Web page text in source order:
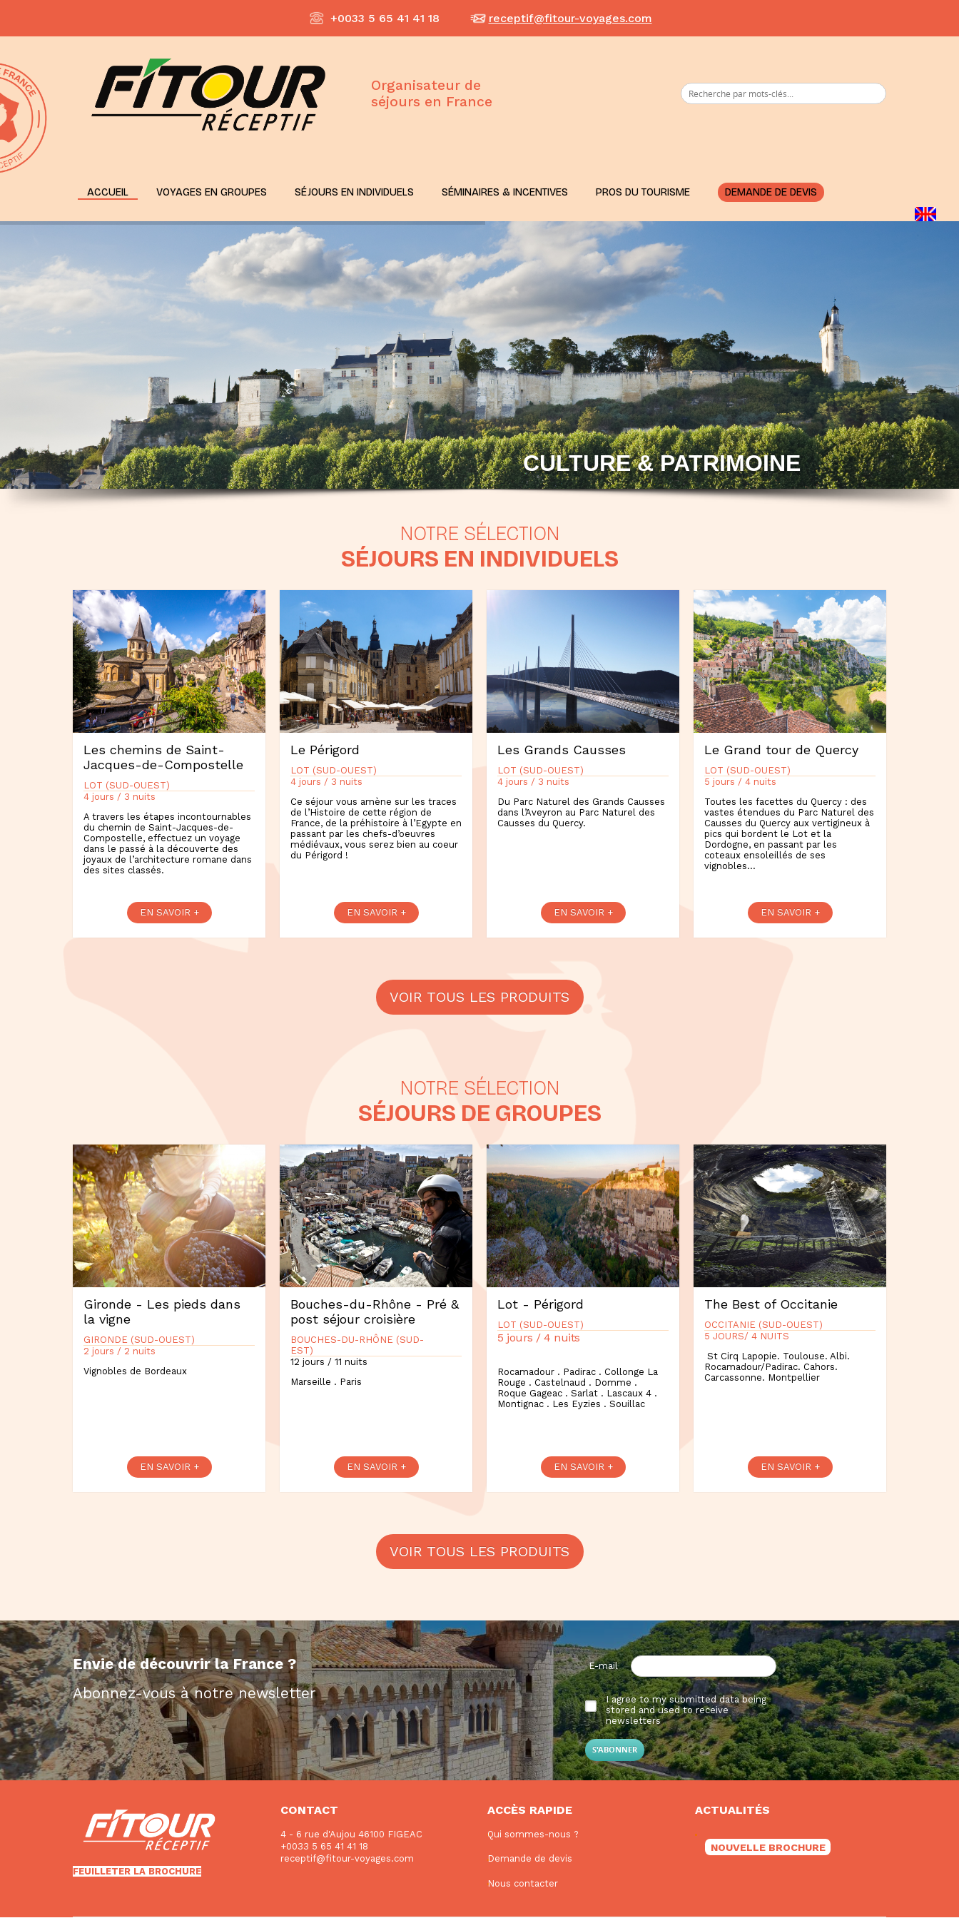
+0033 5 65 41 41 18 receptif@fitour-voyages.com
Organisateur de
séjours en France
ACCUEIL VOYAGES EN GROUPES SÉJOURS EN INDIVIDUELS SÉMINAIRES & INCENTIVES PROS DU TOURISME DEMANDE DE DEVIS
CULTURE & PATRIMOINE
SÉJOURS EN INDIVIDUELS
Les chemins de Saint-
Jacques-de-Compostelle
LOT (SUD-OUEST)
4 jours / 3 nuits
A travers les étapes incontournables
du chemin de Saint-Jacques-de-
Compostelle, effectuez un voyage
dans le passé à la découverte des
joyaux de l’architecture romane dans
des sites classés.
EN SAVOIR +
Le Périgord
LOT (SUD-OUEST)
4 jours / 3 nuits
Ce séjour vous amène sur les traces
de l’Histoire de cette région de
France, de la préhistoire à l’Egypte en
passant par les chefs-d’oeuvres
médiévaux, vous serez bien au coeur
du Périgord !
EN SAVOIR +
Les Grands Causses
LOT (SUD-OUEST)
4 jours / 3 nuits
Du Parc Naturel des Grands Causses
dans l’Aveyron au Parc Naturel des
Causses du Quercy.
EN SAVOIR +
Le Grand tour de Quercy
LOT (SUD-OUEST)
5 jours / 4 nuits
Toutes les facettes du Quercy : des
vastes étendues du Parc Naturel des
Causses du Quercy aux vertigineux à
pics qui bordent le Lot et la
Dordogne, en passant par les
coteaux ensoleillés de ses
vignobles…
EN SAVOIR +
VOIR TOUS LES PRODUITS
SÉJOURS DE GROUPES
Gironde - Les pieds dans
la vigne
GIRONDE (SUD-OUEST)
2 jours / 2 nuits
Vignobles de Bordeaux
EN SAVOIR +
Bouches-du-Rhône - Pré &
post séjour croisière
BOUCHES-DU-RHÔNE (SUD-
EST)
12 jours / 11 nuits
Marseille . Paris
EN SAVOIR +
Lot - Périgord
LOT (SUD-OUEST)
5 jours / 4 nuits
Rocamadour . Padirac . Collonge La
Rouge . Castelnaud . Domme .
Roque Gageac . Sarlat . Lascaux 4 .
Montignac . Les Eyzies . Souillac
EN SAVOIR +
The Best of Occitanie
OCCITANIE (SUD-OUEST)
5 JOURS/ 4 NUITS
St Cirq Lapopie. Toulouse. Albi.
Rocamadour/Padirac. Cahors.
Carcassonne. Montpellier
EN SAVOIR +
VOIR TOUS LES PRODUITS
Envie de découvrir la France ?
Abonnez-vous à notre newsletter
E-mail
I agree to my submitted data being
stored and used to receive
newsletters
FEUILLETER LA BROCHURE
CONTACT
4 - 6 rue d'Aujou 46100 FIGEAC
+0033 5 65 41 41 18
receptif@fitour-voyages.com
ACCÈS RAPIDE
Qui sommes-nous ?
Demande de devis
Nous contacter
ACTUALITÉS
NOUVELLE BROCHURE